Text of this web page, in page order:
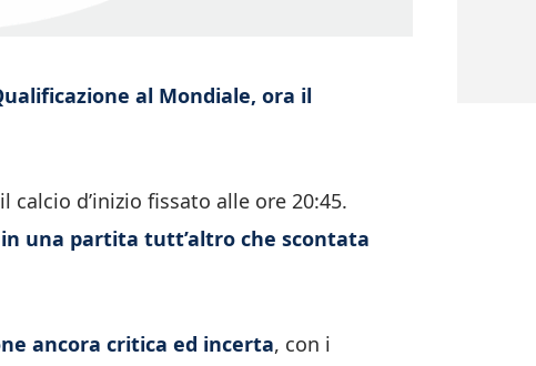
al Mondiale, ora il
calcio d’inizio fissato alle ore 20:45.
una partita tutt’altro che scontata
ancora critica ed incerta, con i